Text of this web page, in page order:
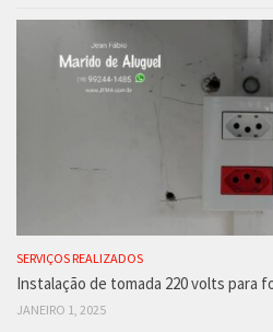
SERVIÇOS REALIZADOS
Instalação de tomada 220 volts para
JANEIRO 1, 2025